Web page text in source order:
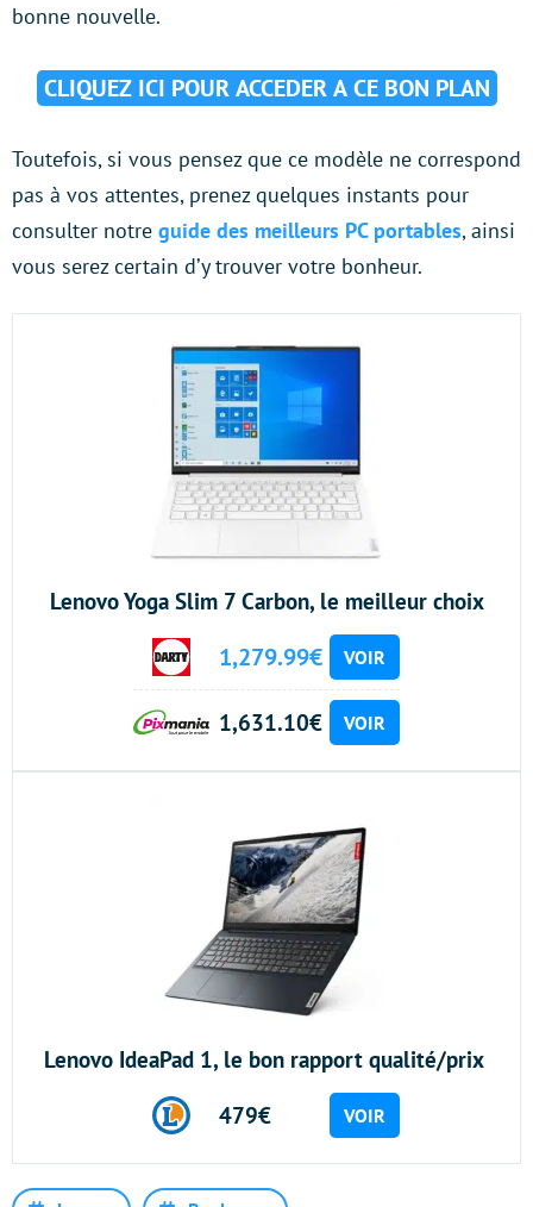
bonne nouvelle.
CLIQUEZ ICI POUR ACCEDER A CE BON PLAN
Toutefois, si vous pensez que ce modèle ne correspond
pas à vos attentes, prenez quelques instants pour
consulter notre guide des meilleurs PC portables, ainsi
vous serez certain d’y trouver votre bonheur.
Lenovo Yoga Slim 7 Carbon, le meilleur choix
1,279.99€ VOIR
1,631.10€ VOIR
Lenovo IdeaPad 1, le bon rapport qualité/prix
479€
VOIR